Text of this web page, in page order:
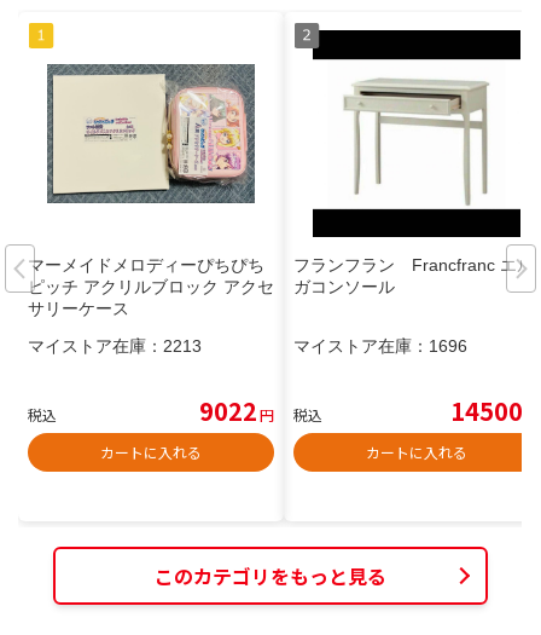
マーメイドメロディーぴちぴち
ピッチ アクリルブロック アクセ
サリーケース
マイストア在庫： 2213
税込 9022円
カートに入れる
フランフラン Francfranc エル
ガコンソール
マイストア在庫： 1696
税込 14500
カートに入れる
このカテゴリをもっと見る